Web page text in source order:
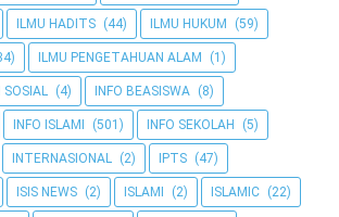
ILMU HADITS (44) ILMU HUKUM (59)
ILMU PENGETAHUAN ALAM (1)
SOSIAL (4) INFO BEASISWA (8)
INFO ISLAMI (501) INFO SEKOLAH (5)
INTERNASIONAL (2) IPTS (47)
ISIS NEWS (2) ISLAMI (2) ISLAMIC (22)